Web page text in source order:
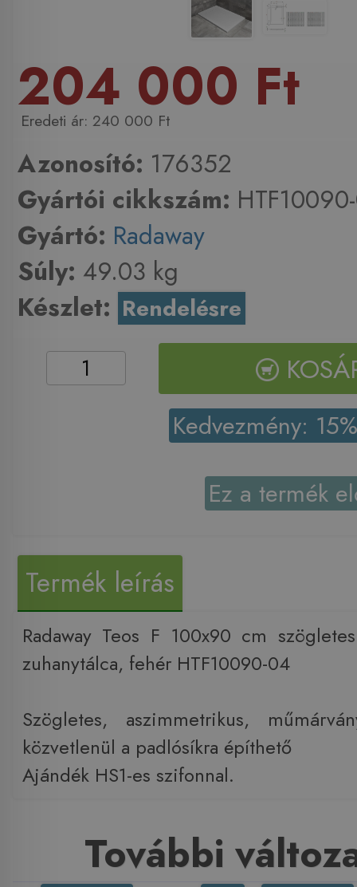
204 000 Ft
240 000 Ft
Azonosító: 176352
Gyártói cikkszám:
Gyártó: Radaway
Súly: 49.03 kg
Készlet: Rendelésre
Kedvezmény:
Ez a termék
Termék leírás
Radaway Teos F 100x90 cm
zuhanytálca, fehér HTF10090-04
Szögletes, aszimmetrikus,
közvetlenül a padlósíkra építhető
Ajándék HS1-es szifonnal.
További